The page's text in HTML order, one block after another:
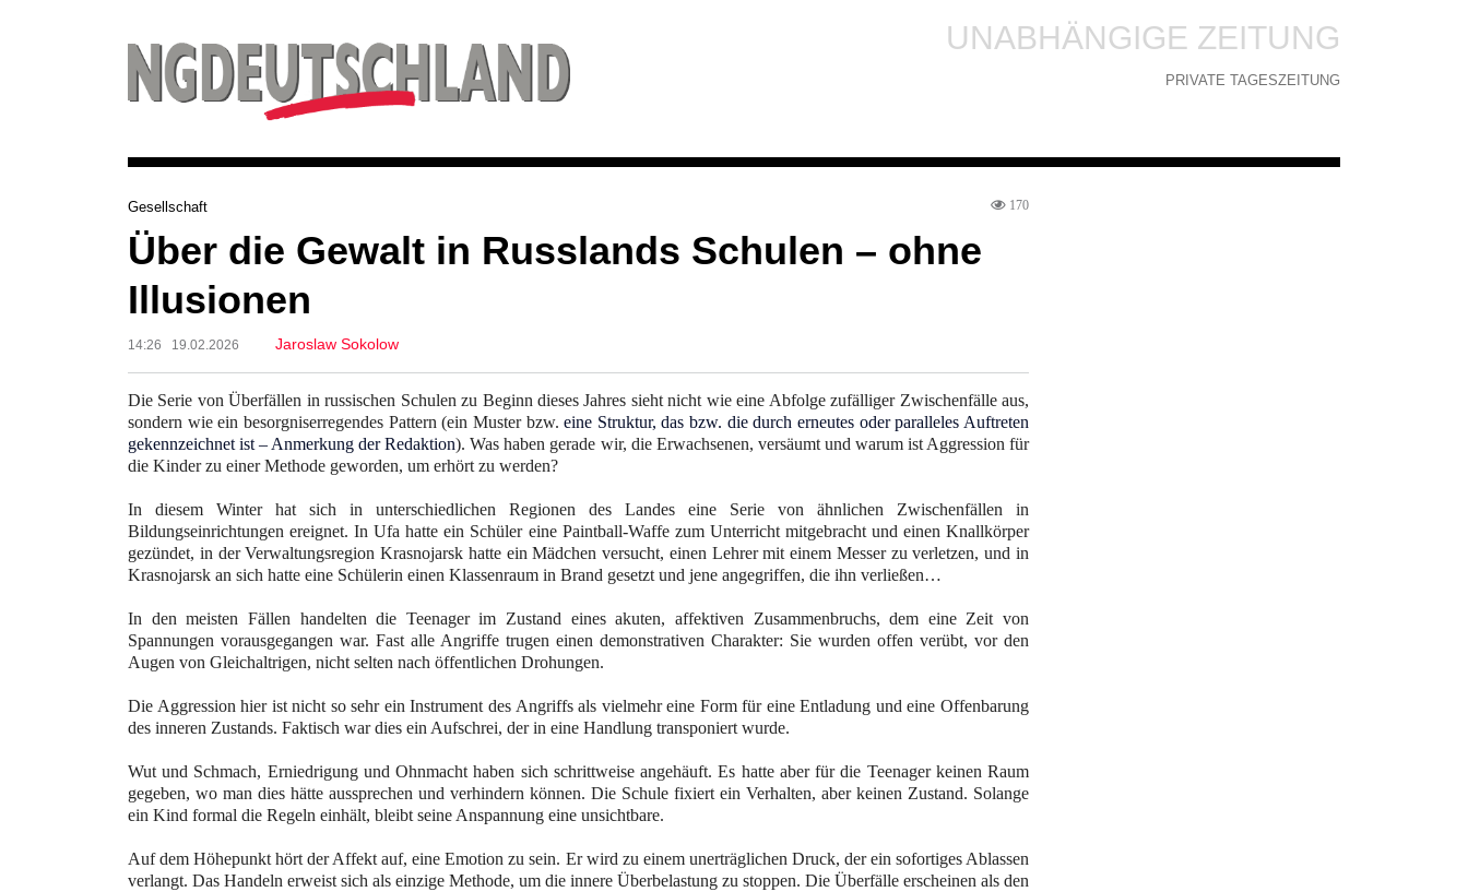
UNABHÄNGIGE ZEITUNG
PRIVATE TAGESZEITUNG
Gesellschaft 170
Über die Gewalt in Russlands Schulen – ohne
Illusionen
14:26 19.02.2026 Jaroslaw Sokolow
Die Serie von Überfällen in russischen Schulen zu Beginn dieses Jahres sieht nicht wie eine Abfolge zufälliger Zwischenfälle aus,
sondern wie ein besorgniserregendes Pattern (ein Muster bzw.eine Struktur,das bzw. die durch erneutes oder paralleles Auftreten
gekennzeichnet ist –Anmerkung der Redaktion). Was haben gerade wir, die Erwachsenen, versäumt und warum ist Aggression für
die Kinder zu einer Methode geworden, um erhört zu werden?
In diesem Winter hat sich in unterschiedlichen Regionen des Landes eine Serie von ähnlichen Zwischenfällen in
Bildungseinrichtungen ereignet. In Ufa hatte ein Schüler eine Paintball-Waffe zum Unterricht mitgebracht und einen Knallkörper
gezündet, in der Verwaltungsregion Krasnojarsk hatte ein Mädchen versucht, einen Lehrer mit einem Messer zu verletzen, und in
Krasnojarsk an sich hatte eine Schülerin einen Klassenraum in Brand gesetzt und jene angegriffen, die ihn verließen…
In den meisten Fällen handelten die Teenager im Zustand eines akuten, affektiven Zusammenbruchs, dem eine Zeit von
Spannungen vorausgegangen war. Fast alle Angriffe trugen einen demonstrativen Charakter: Sie wurden offen verübt, vor den
Augen von Gleichaltrigen, nicht selten nach öffentlichen Drohungen.
Die Aggression hier ist nicht so sehr ein Instrument des Angriffs als vielmehr eine Form für eine Entladung und eine Offenbarung
des inneren Zustands. Faktisch war dies ein Aufschrei, der in eine Handlung transponiert wurde.
Wut und Schmach, Erniedrigung und Ohnmacht haben sich schrittweise angehäuft. Es hatte aber für die Teenager keinen Raum
gegeben, wo man dies hätte aussprechen und verhindern können. Die Schule fixiert ein Verhalten, aber keinen Zustand. Solange
ein Kind formal die Regeln einhält, bleibt seine Anspannung eine unsichtbare.
Auf dem Höhepunkt hört der Affekt auf, eine Emotion zu sein. Er wird zu einem unerträglichen Druck, der ein sofortiges Ablassen
verlangt. Das Handeln erweist sich als einzige Methode, um die innere Überbelastung zu stoppen. Die Überfälle erscheinen als den